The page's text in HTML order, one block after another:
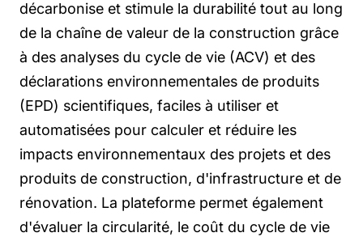
décarbonise et stimule la durabilité tout au long
de la chaîne de valeur de la construction grâce
à des analyses du cycle de vie (ACV) et des
déclarations environnementales de produits
(EPD) scientifiques, faciles à utiliser et
automatisées pour calculer et réduire les
impacts environnementaux des projets et des
produits de construction, d'infrastructure et de
rénovation. La plateforme permet également
d'évaluer la circularité, le coût du cycle de vie